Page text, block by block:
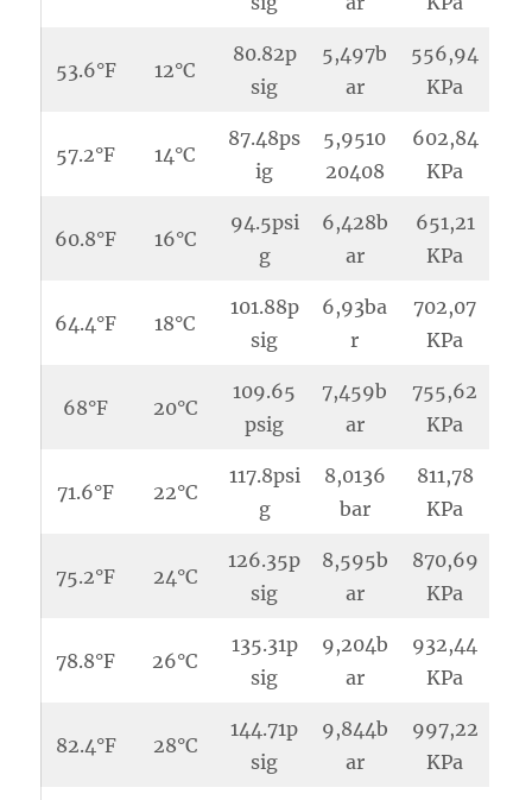
53.6°F 12°C
80.82p
sig
5,497b
ar
556,94
KPa
57.2°F 14°C
87.48ps
ig
5,9510
20408
602,84
KPa
60.8°F 16°C
94.5psi
g
6,428b
ar
651,21
KPa
64.4°F 18°C
101.88p
sig
6,93ba
r
702,07
KPa
68°F 20°C
109.65
psig
7,459b
ar
755,62
KPa
71.6°F 22°C
117.8psi
g
8,0136
bar
811,78
KPa
75.2°F 24°C
126.35p
sig
8,595b
ar
870,69
KPa
78.8°F 26°C
135.31p
sig
9,204b
ar
932,44
KPa
82.4°F 28°C
144.71p
sig
9,844b
ar
997,22
KPa